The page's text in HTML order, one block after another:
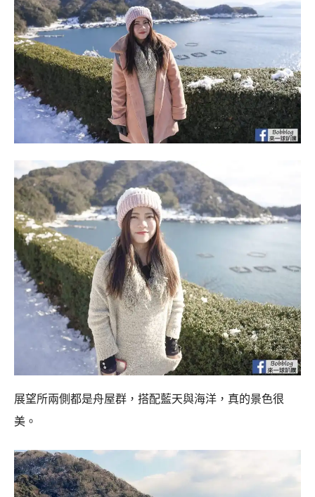
展望所兩側都是舟屋群，搭配藍天與海洋，真的景色很
美。